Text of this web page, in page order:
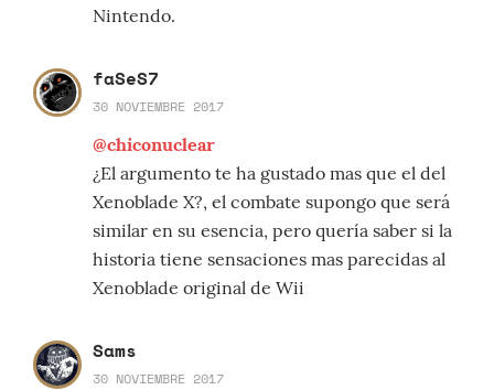
Nintendo.
faSeS7
30 NOVIEMBRE 2017
@chiconuclear
¿El argumento te ha gustado mas que el del
Xenoblade X?, el combate supongo que será
similar en su esencia, pero quería saber si la
historia tiene sensaciones mas parecidas al
Xenoblade original de Wii
Sams
30 NOVIEMBRE 2017